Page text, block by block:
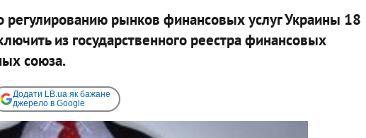
регулированию рынков финансовых услуг Украины 18
из государственного реестра финансовых
союза.
Додати LB.ua як бажане
джерело в Google